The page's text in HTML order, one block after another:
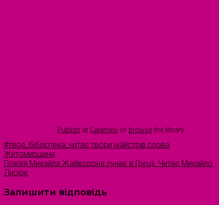
Publish at Calaméo or browsethe library.
#твоя_бібліотека_читає твори майстрів слова
Житомирщини
Поезія Михайла Жайворона лунає в Греції. Читає Михайло
Лисюк
Залишити відповідь